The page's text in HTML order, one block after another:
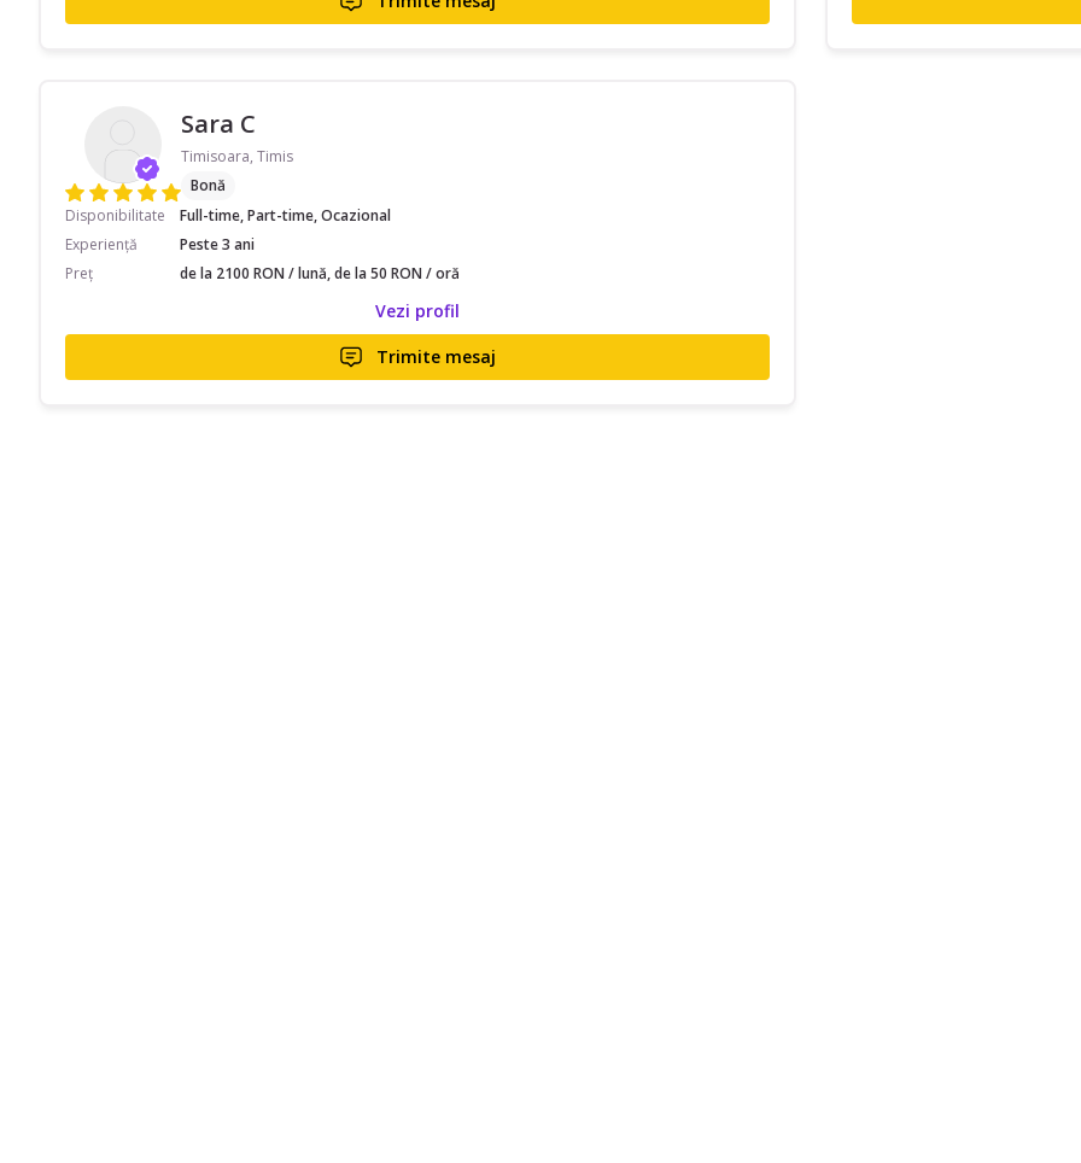
Sara C
Timisoara, Timis
Bonă
Disponibilitate
Full-time, Part-time, Ocazional
Experiență
Peste 3 ani
Preț
de la 2100 RON / lună, de la 50 RON / oră
Vezi profil
Trimite mesaj